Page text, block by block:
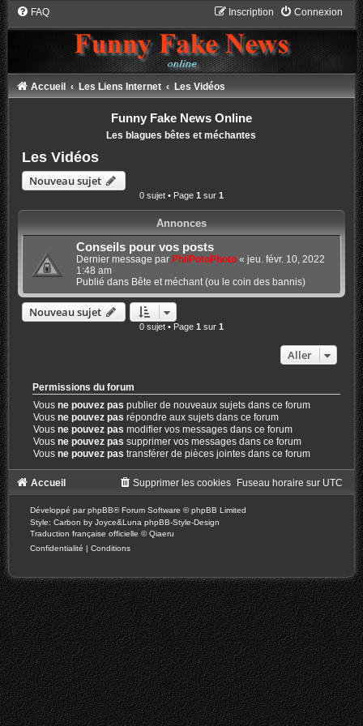
FAQ Connexion
Inscription
Accueil Les Liens Internet Les Vidéos
Funny Fake News Online
Les blagues bêtes et méchantes
Les Vidéos
Nouveau sujet
0 sujet • Page 1 sur 1
Annonces
Conseils pour vos posts
Dernier message par PhilPotoPhoto« jeu. févr. 10, 2022
1:48 am
Publié dans Bête et méchant (ou le coin des bannis)
Nouveau sujet
0 sujet • Page 1 sur 1
Aller
Permissions du forum
Vousne pouvez pas publier de nouveaux sujets dans ce forum
Vousne pouvez pas répondre aux sujets dans ce forum
Vousne pouvez pas modifier vos messages dans ce forum
Vousne pouvez pas supprimer vos messages dans ce forum
Vousne pouvez pas transférer de pièces jointes dans ce forum
Accueil Fuseau horaire sur UTC
Supprimer les cookies
Développé parphpBB® Forum Software © phpBB Limited
Style: Carbon by Joyce&Luna phpBB-Style-Design
Traduction française officielle ©Qiaeru
Confidentialité | Conditions